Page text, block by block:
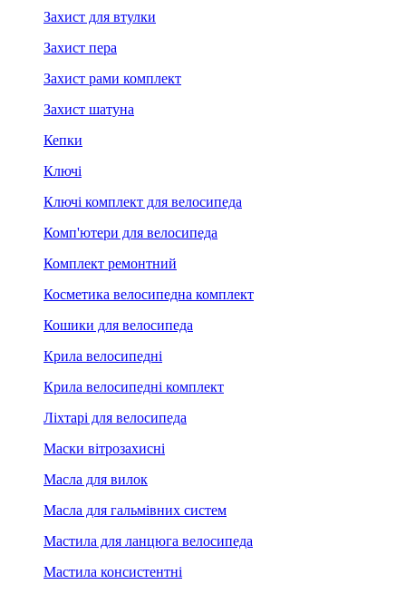
Захист для втулки
Захист пера
Захист рами комплект
Захист шатуна
Кепки
Ключі
Ключі комплект для велосипеда
Комп'ютери для велосипеда
Комплект ремонтний
Косметика велосипедна комплект
Кошики для велосипеда
Крила велосипедні
Крила велосипедні комплект
Ліхтарі для велосипеда
Маски вітрозахисні
Масла для вилок
Масла для гальмівних систем
Мастила для ланцюга велосипеда
Мастила консистентні